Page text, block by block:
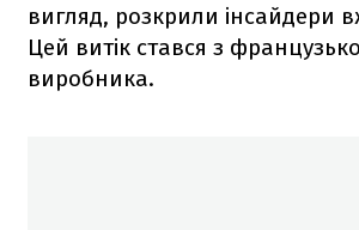
вигляд, розкрили інсайдери
Цей витік стався з
виробника.